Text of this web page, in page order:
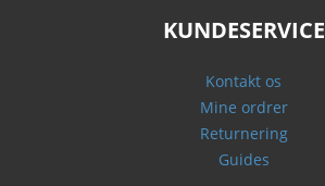
KUNDESERVICE
Kontakt os
Mine ordrer
Returnering
Guides